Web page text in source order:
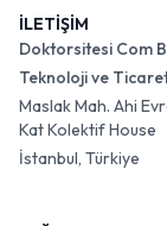
İLETİŞİM
Doktorsitesi Com
Teknoloji ve
Maslak Mah. Ahi
Kat Kolektif House
İstanbul, Türkiye